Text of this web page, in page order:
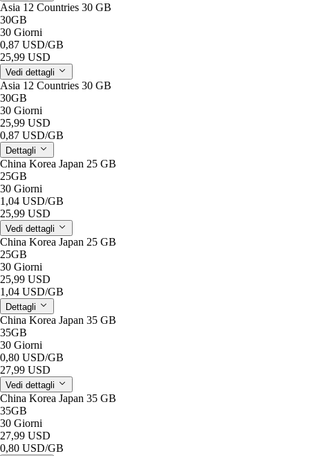
Asia 12 Countries 30 GB
30GB
30 Giorni
0,87 USD/GB
25,99 USD
Vedi dettagli
Asia 12 Countries 30 GB
30GB
30 Giorni
25,99 USD
0,87 USD/GB
Dettagli
China Korea Japan 25 GB
25GB
30 Giorni
1,04 USD/GB
25,99 USD
Vedi dettagli
China Korea Japan 25 GB
25GB
30 Giorni
25,99 USD
1,04 USD/GB
Dettagli
China Korea Japan 35 GB
35GB
30 Giorni
0,80 USD/GB
27,99 USD
Vedi dettagli
China Korea Japan 35 GB
35GB
30 Giorni
27,99 USD
0,80 USD/GB